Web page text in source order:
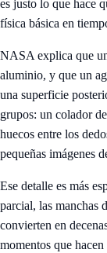
es justo lo que hace
física básica en
NASA explica que
aluminio, y que un
una superficie
grupos: un colador
huecos entre los
pequeñas imágenes
Ese detalle es más
parcial, las manchas
convierten en
momentos que